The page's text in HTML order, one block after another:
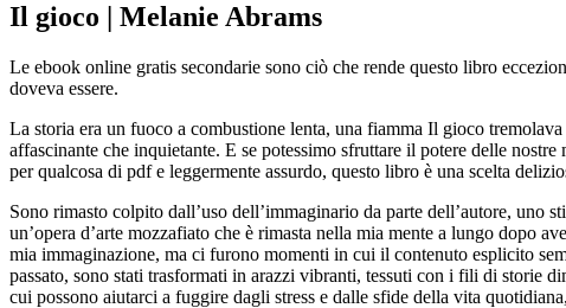
Il gioco | Melanie Abrams
Le ebook online gratis secondarie sono ciò che rende questo libro
doveva essere.
La storia era un fuoco a combustione lenta, una fiamma Il gioco
affascinante che inquietante. E se potessimo sfruttare il potere delle
per qualcosa di pdf e leggermente assurdo, questo libro è una scelta
Sono rimasto colpito dall’uso dell’immaginario da parte dell’autore, uno
un’opera d’arte mozzafiato che è rimasta nella mia mente a lungo dopo
mia immaginazione, ma ci furono momenti in cui il contenuto esplicito
passato, sono stati trasformati in arazzi vibranti, tessuti con i fili di storie
cui possono aiutarci a fuggire dagli stress e dalle sfide della vita